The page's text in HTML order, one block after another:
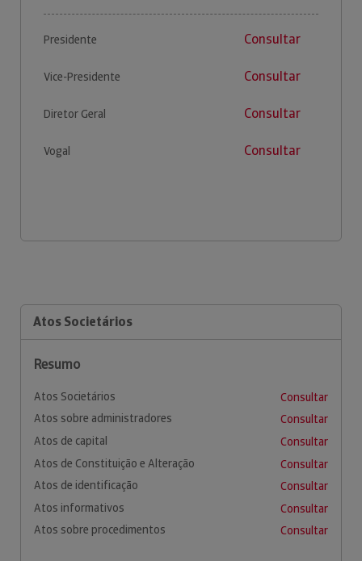
Presidente Consultar
Vice-Presidente Consultar
Diretor Geral Consultar
Vogal Consultar
Atos Societários
Resumo
Atos Societários
Consultar
Atos sobre administradores
Consultar
Atos de capital
Consultar
Atos de Constituição e Alteração
Consultar
Atos de identificação
Consultar
Atos informativos
Consultar
Atos sobre procedimentos
Consultar